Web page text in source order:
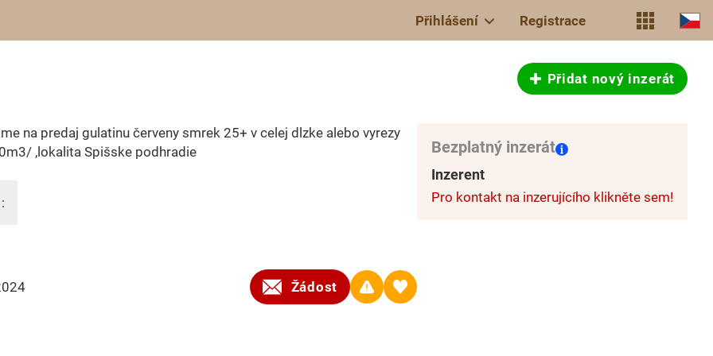
Přihlášení Registrace
Přidat nový inzerát
na predaj gulatinu červeny smrek 25+ v celej dlzke alebo vyrezy
,lokalita Spišske podhradie
Žádost
Bezplatný inzerát
Inzerent
Pro kontakt na inzerujícího klikněte sem!